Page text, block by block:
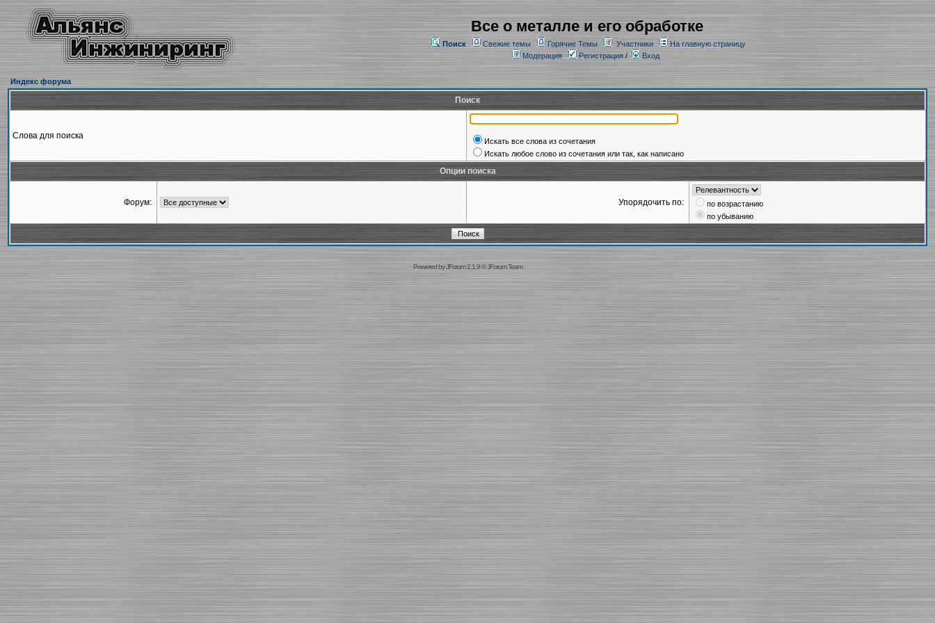
Все о металле и его обработке
Поиск Свежие темы Горячие Темы Участники
На главную страницу
Модерация
Регистрация/ Вход
Индекс форума
Поиск
Слова для поиска
Искать все слова из сочетания
Искать любое слово из сочетания или так, как написано
Опции поиска
Форум: Упорядочить по:
по возрастанию
по убыванию
Powered byJForum 2.1.9©JForum Team